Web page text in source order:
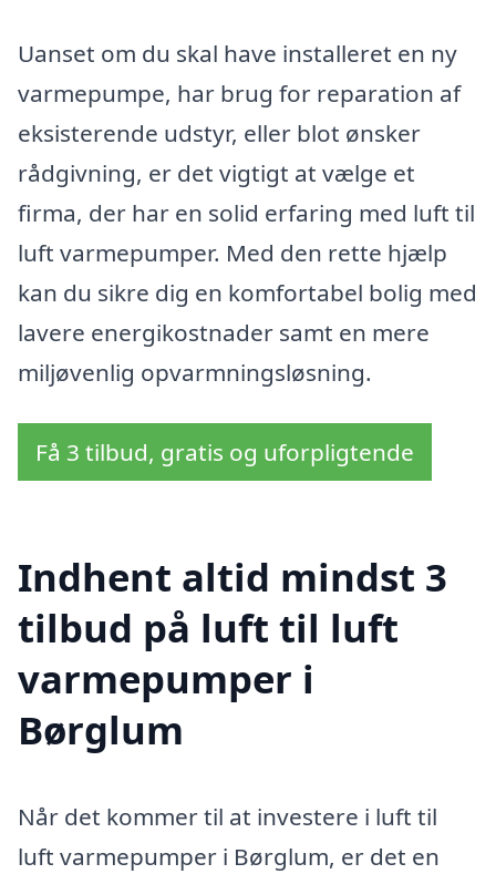
Uanset om du skal have installeret en ny
varmepumpe, har brug for reparation af
eksisterende udstyr, eller blot ønsker
rådgivning, er det vigtigt at vælge et
firma, der har en solid erfaring med luft til
luft varmepumper. Med den rette hjælp
kan du sikre dig en komfortabel bolig med
lavere energikostnader samt en mere
miljøvenlig opvarmningsløsning.
Få 3 tilbud, gratis og uforpligtende
Indhent altid mindst 3
tilbud på luft til luft
varmepumper i
Børglum
Når det kommer til at investere i luft til
luft varmepumper i Børglum, er det en